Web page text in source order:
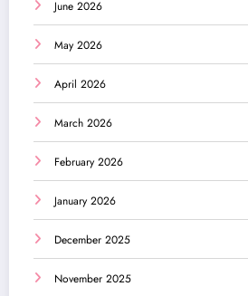
June 2026
May 2026
April 2026
March 2026
February 2026
January 2026
December 2025
November 2025